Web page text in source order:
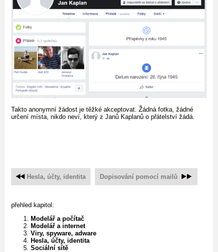
Takto anonymní žádost je těžké akceptovat. Žádná fotka, žádné
určení místa, nikdo neví, který z Janů Kaplanů o přátelství žádá.
Hesla, účty, identita Dopisování pomocí mailů
přehled kapitol:
Modelář a počítač
Modelář a internet
Viry, spyware, adware
Hesla, účty, identita
Sociální sítě